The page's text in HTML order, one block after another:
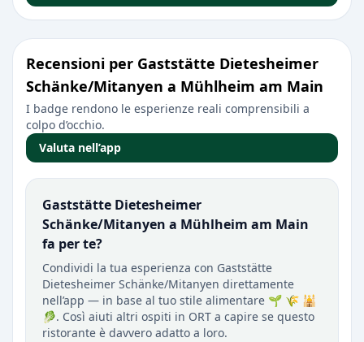
Recensioni per Gaststätte Dietesheimer
Schänke/Mitanyen a Mühlheim am Main
I badge rendono le esperienze reali comprensibili a
colpo d’occhio.
Valuta nell’app
Gaststätte Dietesheimer
Schänke/Mitanyen a Mühlheim am Main
fa per te?
Condividi la tua esperienza con Gaststätte
Dietesheimer Schänke/Mitanyen direttamente
nell’app — in base al tuo stile alimentare 🌱 🌾 🕌
🥬. Così aiuti altri ospiti in ORT a capire se questo
ristorante è davvero adatto a loro.